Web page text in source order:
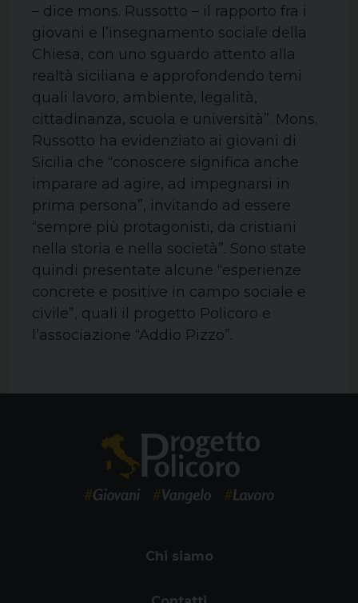
– dice mons. Russotto – il rapporto fra i
giovani e l’insegnamento sociale della
Chiesa, con uno sguardo attento alla
realtà siciliana e approfondendo temi
quali lavoro, ambiente, legalità,
cittadinanza, scuola e università”. Mons.
Russotto ha evidenziato ai giovani di
Sicilia che “conoscere significa anche
imparare ad agire, ad impegnarsi in
prima persona”, invitando ad essere
“sempre più protagonisti, da cristiani
nella storia e nella società”. Sono state
quindi presentate alcune “esperienze
concrete e positive in campo sociale e
civile”, quali il progetto Policoro e
l’associazione “Addio Pizzo”.
Chi siamo